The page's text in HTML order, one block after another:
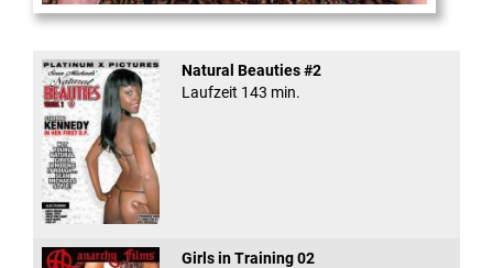
Internal Explosionen
Natural Beauties #2
Laufzeit 143 min.
Girls in Training 02